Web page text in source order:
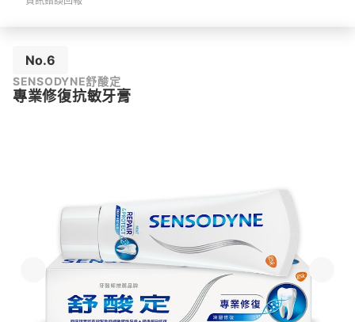
No.6
SENSODYNE舒酸定
專業修復抗敏牙膏